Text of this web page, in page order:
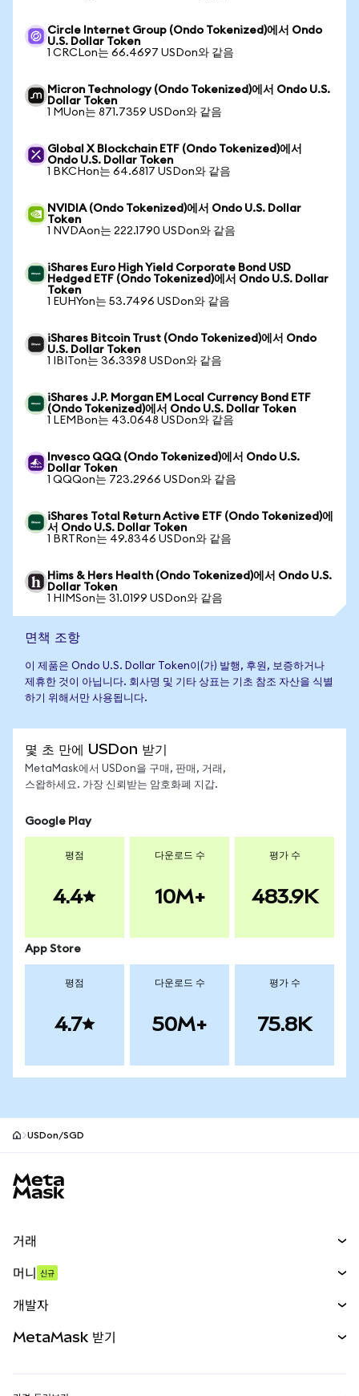
Circle Internet Group (Ondo Tokenized)에서 Ondo
U.S. Dollar Token
1 CRCLon는 66.4697 USDon와 같음
Micron Technology (Ondo Tokenized)에서 Ondo U.S.
Dollar Token
1 MUon는 871.7359 USDon와 같음
Global X Blockchain ETF (Ondo Tokenized)에서
Ondo U.S. Dollar Token
1 BKCHon는 64.6817 USDon와 같음
NVIDIA (Ondo Tokenized)에서 Ondo U.S. Dollar
Token
1 NVDAon는 222.1790 USDon와 같음
iShares Euro High Yield Corporate Bond USD
Hedged ETF (Ondo Tokenized)에서 Ondo U.S. Dollar
Token
1 EUHYon는 53.7496 USDon와 같음
iShares Bitcoin Trust (Ondo Tokenized)에서 Ondo
U.S. Dollar Token
1 IBITon는 36.3398 USDon와 같음
iShares J.P. Morgan EM Local Currency Bond ETF
(Ondo Tokenized)에서 Ondo U.S. Dollar Token
1 LEMBon는 43.0648 USDon와 같음
Invesco QQQ (Ondo Tokenized)에서 Ondo U.S.
Dollar Token
1 QQQon는 723.2966 USDon와 같음
iShares Total Return Active ETF (Ondo Tokenized)에
서 Ondo U.S. Dollar Token
1 BRTRon는 49.8346 USDon와 같음
Hims & Hers Health (Ondo Tokenized)에서 Ondo U.S.
Dollar Token
1 HIMSon는 31.0199 USDon와 같음
면책 조항
이 제품은 Ondo U.S. Dollar Token이(가) 발행, 후원, 보증하거나
제휴한 것이 아닙니다. 회사명 및 기타 상표는 기초 참조 자산을 식별
하기 위해서만 사용됩니다.
몇 초 만에 USDon 받기
MetaMask에서 USDon을 구매, 판매, 거래,
스왑하세요. 가장 신뢰받는 암호화폐 지갑.
Google Play
평점
4.4
다운로드 수
10M+
평가 수
483.9K
App Store
평점
4.7
다운로드 수
50M+
평가 수
75.8K
USDon/SGD
거래
무기한 선물
실물자산
머니 신규
개발자
MetaMask 받기